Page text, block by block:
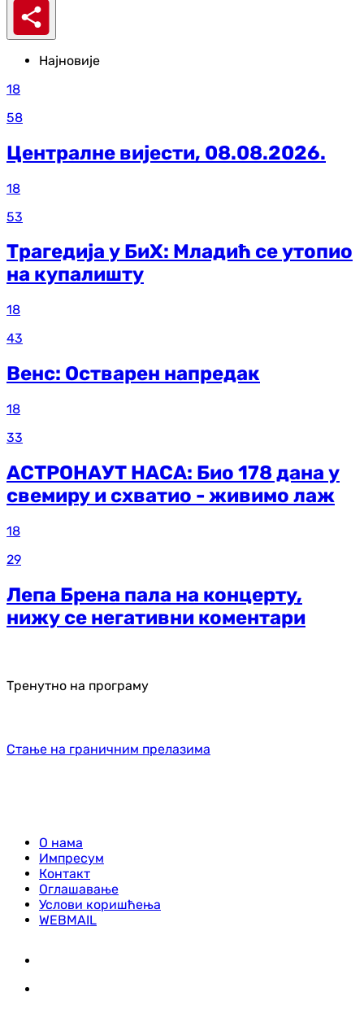
Најновије
18
58
Централне вијести, 08.08.2026.
18
53
Трагедија у БиХ: Младић се утопио
на купалишту
18
43
Венс: Остварен напредак
18
33
АСТРОНАУТ НАСА: Био 178 дана у
свемиру и схватио - живимо лаж
18
29
Лепа Брена пала на концерту,
нижу се негативни коментари
Тренутно на програму
Стање на граничним прелазима
О нама
Импресум
Контакт
Оглашавање
Услови коришћења
WEBMAIL